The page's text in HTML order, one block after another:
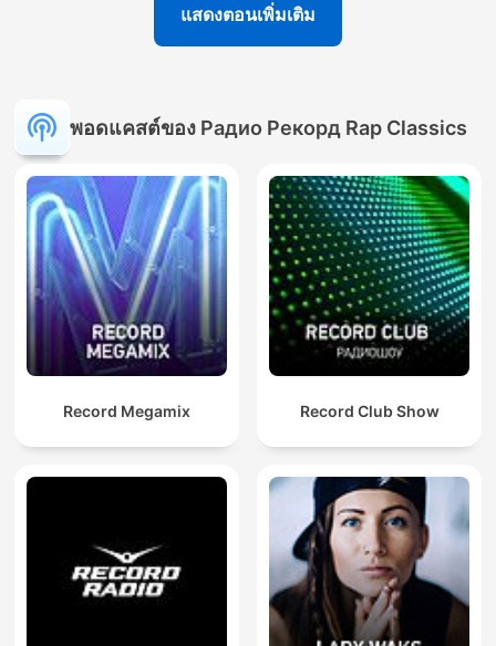
แสดงตอนเพิ่มเติม
พอดแคสต์ของ Радио Рекорд Rap Classics
Record Megamix Record Club Show